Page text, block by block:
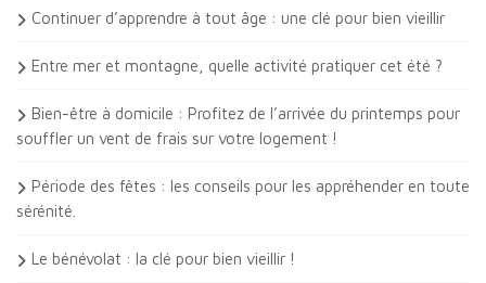
Continuer d’apprendre à tout âge : une clé pour bien vieillir
Entre mer et montagne, quelle activité pratiquer cet été ?
Bien-être à domicile : Profitez de l’arrivée du printemps pour
souffler un vent de frais sur votre logement !
Période des fêtes : les conseils pour les appréhender en toute
sérénité.
Le bénévolat : la clé pour bien vieillir !